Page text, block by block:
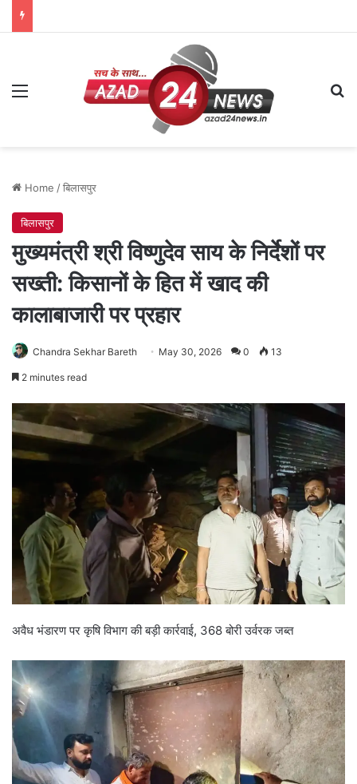
Menu
Home /बिलासपुर
बिलासपुर
मुख्यमंत्री श्री विष्णुदेव साय के निर्देशों पर
सख्ती: किसानों के हित में खाद की
कालाबाजारी पर प्रहार
Chandra Sekhar Bareth May 30, 2026 0 13
2 minutes read
अवैध भंडारण पर कृषि विभाग की बड़ी कार्रवाई, 368 बोरी उर्वरक जब्त